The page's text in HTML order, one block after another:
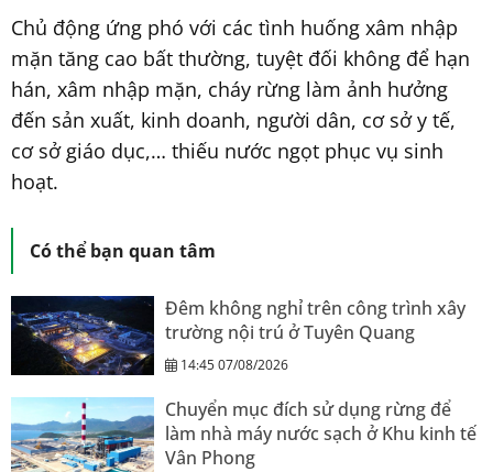
Chủ động ứng phó với các tình huống xâm nhập
mặn tăng cao bất thường, tuyệt đối không để hạn
hán, xâm nhập mặn, cháy rừng làm ảnh hưởng
đến sản xuất, kinh doanh, người dân, cơ sở y tế,
cơ sở giáo dục,… thiếu nước ngọt phục vụ sinh
hoạt.
Có thể bạn quan tâm
Đêm không nghỉ trên công trình xây
trường nội trú ở Tuyên Quang
14:45 07/08/2026
Chuyển mục đích sử dụng rừng để
làm nhà máy nước sạch ở Khu kinh tế
Vân Phong